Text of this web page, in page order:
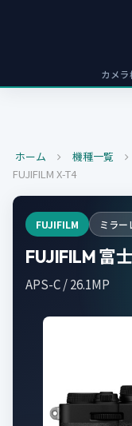
カメ
ホーム 機種一覧
FUJIFILM X-T4
FUJIFILM ミラー
FUJIFILM 富
APS-C / 26.1MP